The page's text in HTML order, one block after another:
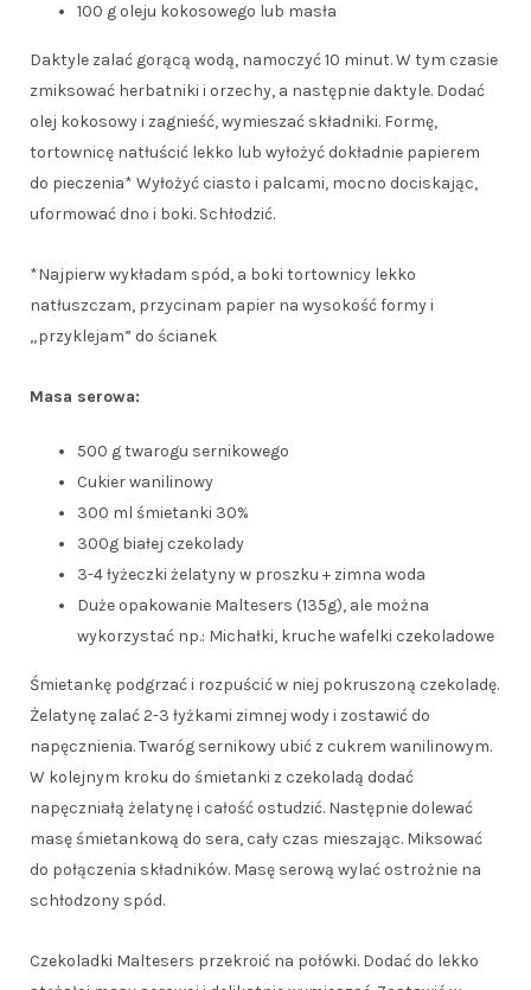
100 g oleju kokosowego lub masła
Daktyle zalać gorącą wodą, namoczyć 10 minut. W tym czasie
zmiksować herbatniki i orzechy, a następnie daktyle. Dodać
olej kokosowy i zagnieść, wymieszać składniki. Formę,
tortownicę natłuścić lekko lub wyłożyć dokładnie papierem
do pieczenia* Wyłożyć ciasto i palcami, mocno dociskając,
uformować dno i boki. Schłodzić.
*Najpierw wykładam spód, a boki tortownicy lekko
natłuszczam, przycinam papier na wysokość formy i
„przyklejam” do ścianek
Masa serowa:
500 g twarogu sernikowego
Cukier wanilinowy
300 ml śmietanki 30%
300g białej czekolady
3-4 łyżeczki żelatyny w proszku + zimna woda
Duże opakowanie Maltesers (135g), ale można
wykorzystać np.: Michałki, kruche wafelki czekoladowe
Śmietankę podgrzać i rozpuścić w niej pokruszoną czekoladę.
Żelatynę zalać 2-3 łyżkami zimnej wody i zostawić do
napęcznienia. Twaróg sernikowy ubić z cukrem wanilinowym.
W kolejnym kroku do śmietanki z czekoladą dodać
napęczniałą żelatynę i całość ostudzić. Następnie dolewać
masę śmietankową do sera, cały czas mieszając. Miksować
do połączenia składników. Masę serową wylać ostrożnie na
schłodzony spód.
Czekoladki Maltesers przekroić na połówki. Dodać do lekko